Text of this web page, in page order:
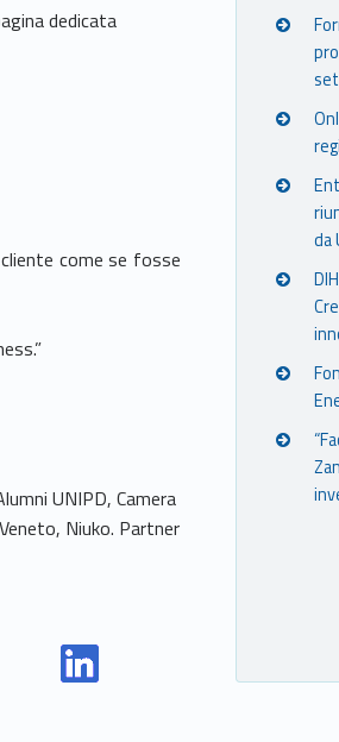
dedicata
come se fosse
UNIPD, Camera
Niuko. Partner
da